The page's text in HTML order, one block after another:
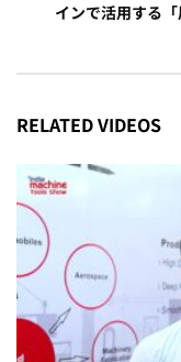
インで活用する
RELATED VIDEOS